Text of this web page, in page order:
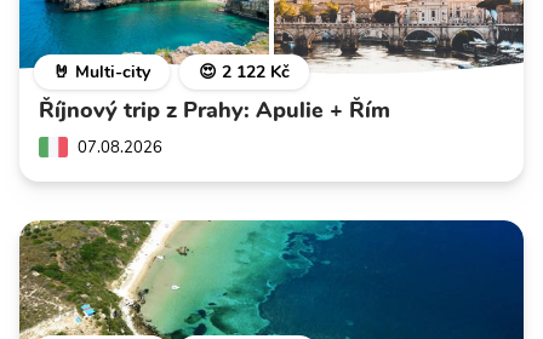
🤘 Multi-city 😍 2 122 Kč
Říjnový trip z Prahy: Apulie + Řím
07.08.2026